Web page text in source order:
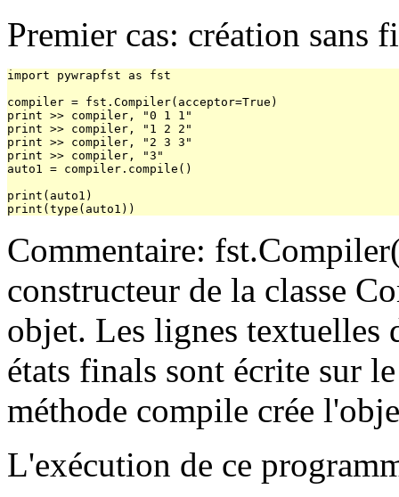
Premier cas: création sans
import pywrapfst as fst
compiler = fst.Compiler(acceptor=True)
print >> compiler, "0 1 1"
print >> compiler, "1 2 2"
print >> compiler, "2 3 3"
print >> compiler, "3"
auto1 = compiler.compile()
print(auto1)
Commentaire:
constructeur de la classe
objet. Les lignes textuelles
états finals sont écrite sur
méthode compile crée
L'exécution de ce